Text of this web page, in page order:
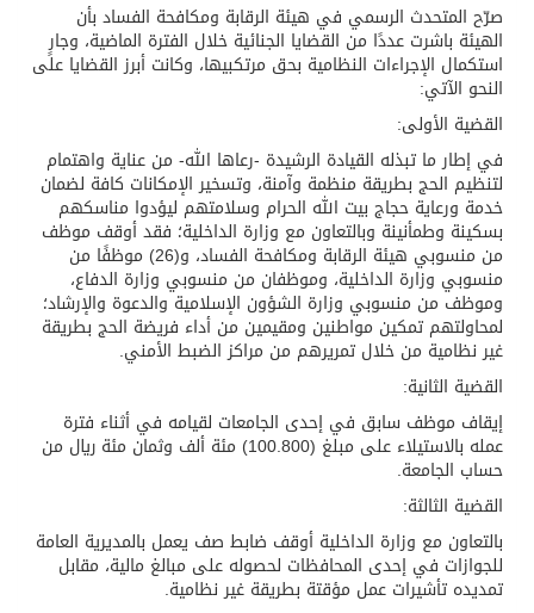
صرّح المتحدث الرسمي في هيئة الرقابة ومكافحة الفساد بأن
الهيئة باشرت عددًا من القضايا الجنائية خلال الفترة الماضية، وجارٍ
استكمال الإجراءات النظامية بحق مرتكبيها، وكانت أبرز القضايا على
النحو الآتي:
القضية الأولى:
في إطار ما تبذله القيادة الرشيدة -رعاها الله- من عناية واهتمام
لتنظيم الحج بطريقة منظمة وآمنة، وتسخير الإمكانات كافة لضمان
خدمة ورعاية حجاج بيت الله الحرام وسلامتهم ليؤدوا مناسكهم
بسكينة وطمأنينة وبالتعاون مع وزارة الداخلية؛ فقد أوقف موظف
من منسوبي هيئة الرقابة ومكافحة الفساد، و(26) موظفًا من
منسوبي وزارة الداخلية، وموظفان من منسوبي وزارة الدفاع،
وموظف من منسوبي وزارة الشؤون الإسلامية والدعوة والإرشاد؛
لمحاولتهم تمكين مواطنين ومقيمين من أداء فريضة الحج بطريقة
غير نظامية من خلال تمريرهم من مراكز الضبط الأمني.
القضية الثانية:
إيقاف موظف سابق في إحدى الجامعات لقيامه في أثناء فترة
عمله بالاستيلاء على مبلغ (100.800) مئة ألف وثمان مئة ريال من
حساب الجامعة.
القضية الثالثة:
بالتعاون مع وزارة الداخلية أوقف ضابط صف يعمل بالمديرية العامة
للجوازات في إحدى المحافظات لحصوله على مبالغ مالية، مقابل
تمديده تأشيرات عمل مؤقتة بطريقة غير نظامية.